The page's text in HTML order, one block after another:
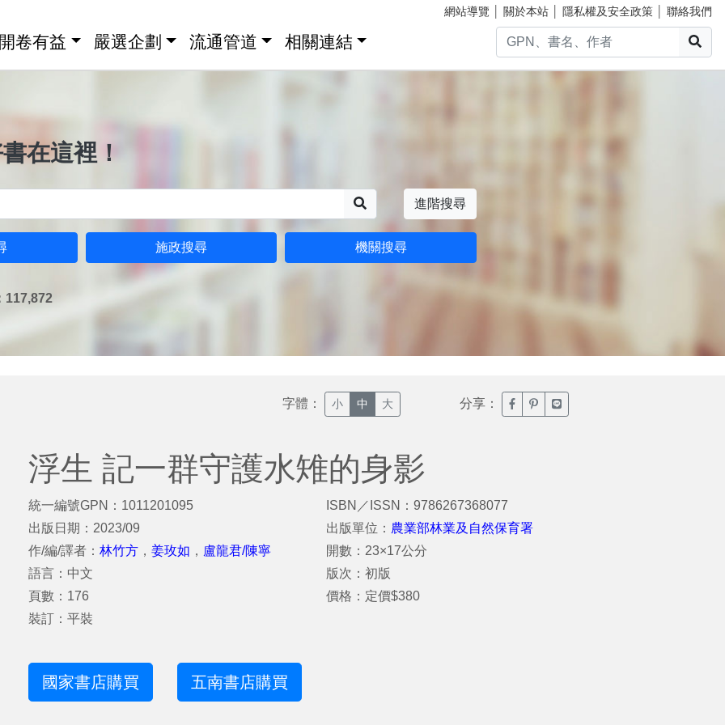
網站導覽 關於本站 隱私權及安全政策 聯絡我們
卷有益 嚴選企劃 流通管道 相關連結
在這裡！
進階搜尋
施政搜尋 機關搜尋
117,872
字體： 小 中 大 分享： 臉書分享(另開新視窗)
噗浪分享(另開新視窗)
Line分享(另開新視窗)
浮生 記一群守護水雉的身影
統一編號GPN：1011201095
出版日期：2023/09
作/編/譯者： 林竹方 ， 姜玫如 ， 盧龍君/陳寧
語言：中文
頁數：176
裝訂：平裝
ISBN／ISSN：9786267368077
出版單位： 農業部林業及自然保育署
開數：23×17公分
版次：初版
價格：定價$380
國家書店購買 五南書店購買